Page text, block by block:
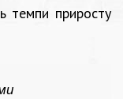
темпи приросту